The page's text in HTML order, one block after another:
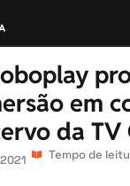
em
da TV
Tempo de